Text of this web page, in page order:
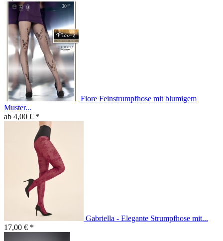
Fiore Feinstrumpfhose mit blumigem
Muster...
ab 4,00 € *
Gabriella - Elegante Strumpfhose mit...
17,00 € *